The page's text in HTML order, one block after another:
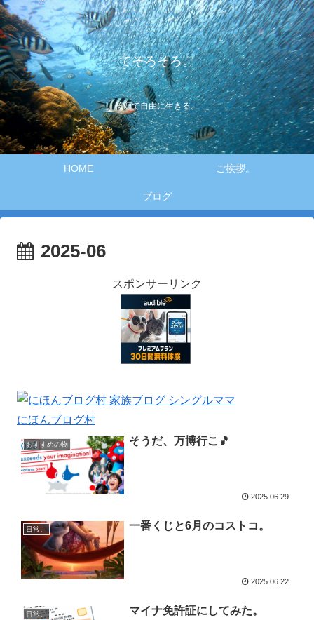
てそろそろ。
笑顔で自由に生きる。
HOME ご挨拶。
ブログ
2025-06
スポンサーリンク
にほんブログ村
おすすめの物 そうだ、万博行こ🎵
2025.06.29
日常。 一番くじと6月のコストコ。
2025.06.22
日常。 マイナ免許証にしてみた。